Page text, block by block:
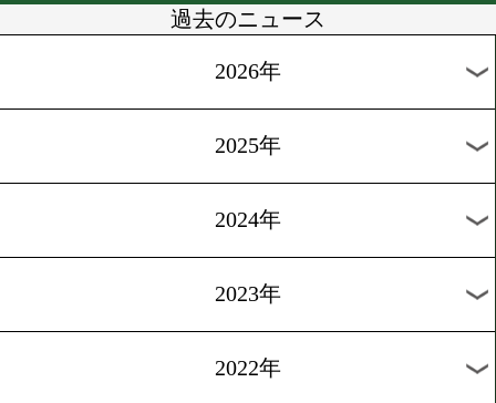
雪辱&返り咲きか
[原功コラム]2018.2.23
世界戦春の陣!山中慎介(帝
村田諒太(帝拳)特集
過去のニュース